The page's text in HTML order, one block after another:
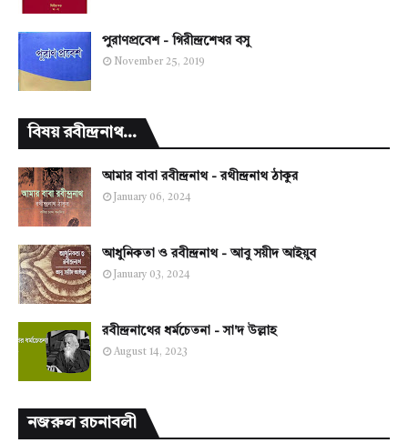
পুরাণপ্রবেশ - গিরীন্দ্রশেখর বসু
November 25, 2019
বিষয় রবীন্দ্রনাথ...
আমার বাবা রবীন্দ্রনাথ - রথীন্দ্রনাথ ঠাকুর
January 06, 2024
আধুনিকতা ও রবীন্দ্রনাথ - আবু সয়ীদ আইয়ুব
January 03, 2024
রবীন্দ্রনাথের ধর্মচেতনা - সা'দ উল্লাহ
August 14, 2023
নজরুল রচনাবলী